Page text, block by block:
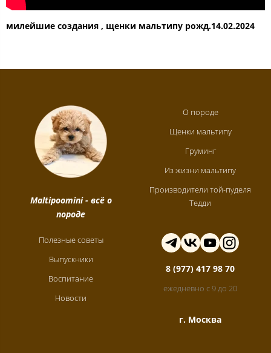
милейшие создания , щенки мальтипу рожд.14.02.2024
Maltipoomini- всё о
породе
О породе
Щенки мальтипу
Груминг
Из жизни мальтипу
Производители той-пуделя
Тедди
Полезные советы
Выпускники
Воспитание
Новости
8 (977) 417 98 70
ежедневно с 9 до 20
г. Москва